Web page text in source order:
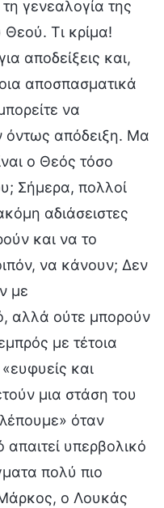
γενεαλογία της
Τι κρίμα!
αποδείξεις και,
αποσπασματικά
να
όντως απόδειξη. Μα
ο Θεός τόσο
Σήμερα, πολλοί
αδιάσειστες
και να το
να κάνουν; Δεν
με
αλλά ούτε μπορούν
με τέτοια
και
μια στάση του
όταν
υπερβολικό
πολύ πιο
ο Λουκάς